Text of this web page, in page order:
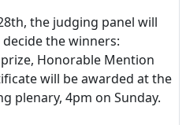
the judging panel will
the winners:
Honorable Mention
will be awarded at the
plenary, 4pm on Sunday.